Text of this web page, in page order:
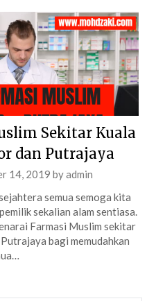
Sekitar Kuala
dan Putrajaya
14, 2019 byadmin
semua semoga kita
sekalian alam sentiasa.
Farmasi Muslim sekitar
bagi memudahkan